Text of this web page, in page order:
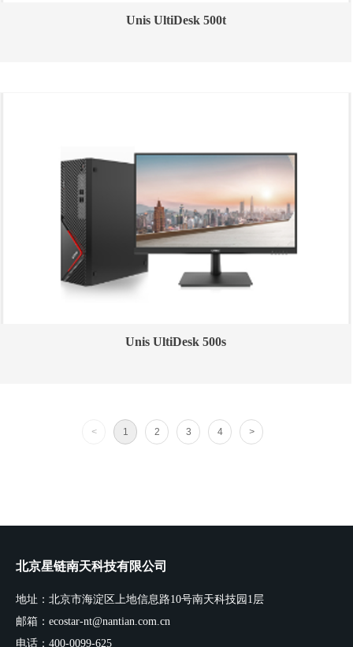
Unis UltiDesk 500t
Unis UltiDesk 500s
< 1 2 3 4 >
北京星链南天科技有限公司
地址：北京市海淀区上地信息路10号南天科技园1层
邮箱：ecostar-nt@nantian.com.cn
电话：400-0099-625